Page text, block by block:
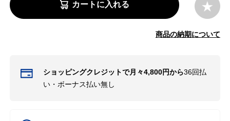
カートに入れる
商品の納期について
ショッピングクレジットで月々4,800円から36回払
い・ボーナス払い無し